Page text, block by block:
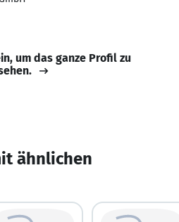
um das ganze Profil zu
ähnlichen